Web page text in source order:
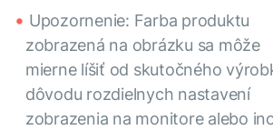
Upozornenie: Farba produktu
zobrazená na obrázku sa môže
mierne líšiť od skutočného
dôvodu rozdielnych nastavení
zobrazenia na monitore alebo